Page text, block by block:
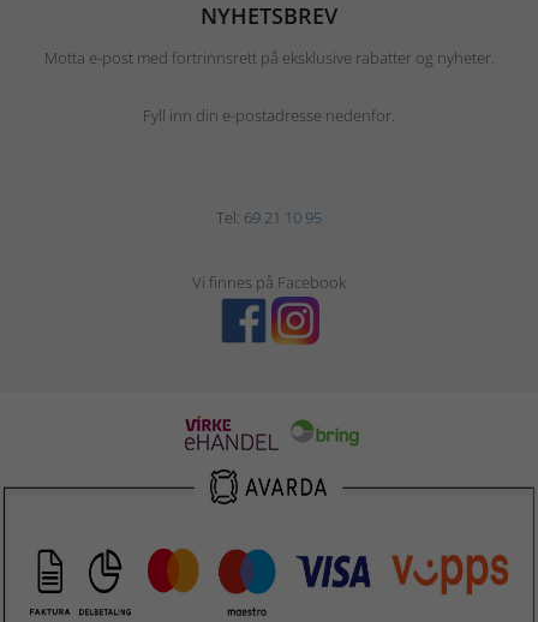
NYHETSBREV
Motta e-post med fortrinnsrett på eksklusive rabatter og nyheter.
Fyll inn din e-postadresse nedenfor.
Tel: 69 21 10 95
Vi finnes på Facebook